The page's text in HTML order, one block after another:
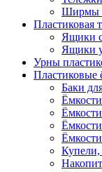
Ширмы
Пластиковая
Ящики
Ящики
Урны
Пластиковые
Баки